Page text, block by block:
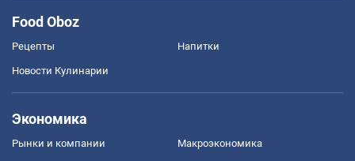
Food Oboz
Рецепты Напитки
Новости Кулинарии
Экономика
Рынки и компании Mакроэкономика